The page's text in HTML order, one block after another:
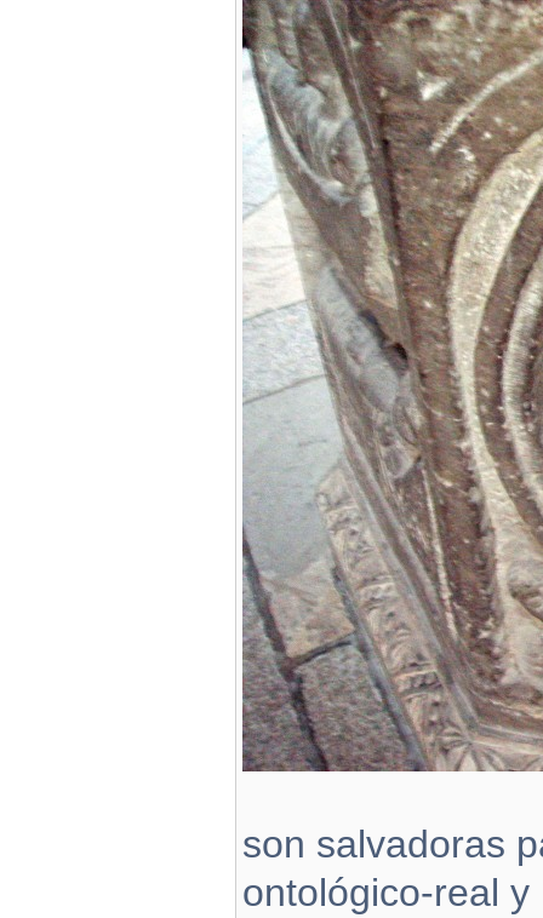
son salvadoras
ontológico‑real